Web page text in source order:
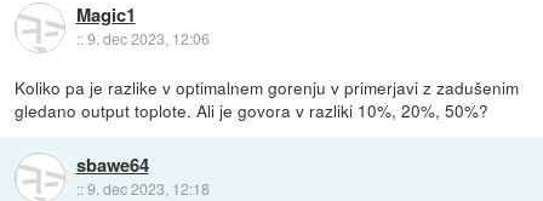
Magic1
::9. dec 2023, 12:06
Koliko pa je razlike v optimalnem gorenju v primerjavi z zadušenim
gledano output toplote. Ali je govora v razliki 10%, 20%, 50%?
sbawe64
::9. dec 2023, 12:18